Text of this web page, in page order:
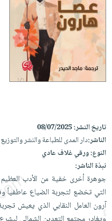
إختياراتنا
كتب
أكاديمية
صندوق
القراءة
English
iKitab
بلا
حدود
أسئلة
يتكرر
طرحها
على
Android
تحميل
iKitab
على
Apple
أسئلة
يتكرر
طرحها
تحميل
masmu3
على
على
Apple
المواضيع
الأكثر
مبيعاً
إختياراتنا
وسائل
جوائز
تعليمية
الصحة
والعناية
الشخصية
العناية
الشخصية
العناية
وتصفيف
الشعر
العناية
بالجسم
والسفرة
جديد
الكل
أواني
الطهي
أدوات
متجر
الهدايا
أقسام
تاريخ النشر:08/07/2025
الناشر:دار المدى للطباعة والنشر والتوزيع
النوع:ورقي غلاف عادي
نبذة الناشر:
جوهرة أخرى خفية من الأدب
التي تخضع لتجربة الضياع عاطفياً
آرون العامل النقابي الذي يعيش